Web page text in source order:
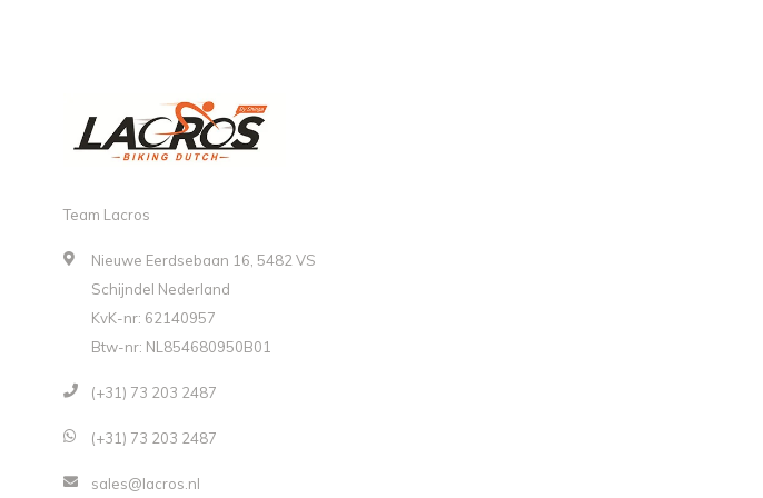
Team Lacros
Nieuwe Eerdsebaan 16, 5482 VS
Schijndel Nederland
KvK-nr: 62140957
Btw-nr: NL854680950B01
(+31) 73 203 2487
(+31) 73 203 2487
sales@lacros.nl